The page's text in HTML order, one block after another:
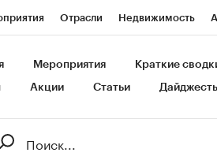
Отрасли Недвижимость
Газета Спецпроекты СПб
Мероприятия Краткие
Акции Статьи